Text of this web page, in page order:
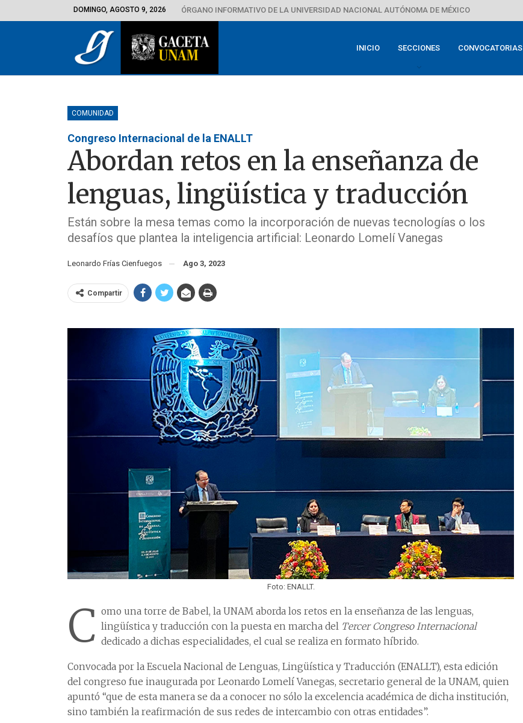
DOMINGO, AGOSTO 9, 2026 ÓRGANO INFORMATIVO DE LA UNIVERSIDAD NACIONAL AUTÓNOMA DE MÉXICO
INICIO SECCIONES CONVOCATORIAS
COMUNIDAD
Congreso Internacional de la ENALLT
Abordan retos en la enseñanza de
lenguas, lingüística y traducción
Están sobre la mesa temas como la incorporación de nuevas tecnologías o los
desafíos que plantea la inteligencia artificial: Leonardo Lomelí Vanegas
Leonardo Frías Cienfuegos Ago 3, 2023
Compartir
Foto: ENALLT.
C omo una torre de Babel, la UNAM aborda los retos en la enseñanza de las lenguas,
lingüística y traducción con la puesta en marcha del Tercer Congreso Internacional
dedicado a dichas especialidades, el cual se realiza en formato híbrido.
Convocada por la Escuela Nacional de Lenguas, Lingüística y Traducción (ENALLT), esta edición
del congreso fue inaugurada por Leonardo Lomelí Vanegas, secretario general de la UNAM, quien
apuntó “que de esta manera se da a conocer no sólo la excelencia académica de dicha institución,
sino también la reafirmación de sus redes de intercambio con otras entidades”.